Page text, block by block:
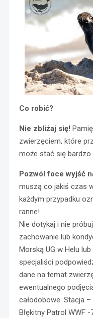
Co robić?
Nie zbliżaj się!
zwierzęciem, które
może stać się bardzo
Pozwól foce wyjść
muszą co jakiś czas
każdym przypadku
ranne!
Nie dotykaj i nie
zachowanie lub
Morską UG w Helu
specjaliści
dane na temat
ewentualnego
całodobowe: Stacja
Błękitny Patrol WWF -